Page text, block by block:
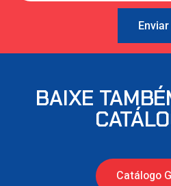
Enviar
BAIXE
Catálogo